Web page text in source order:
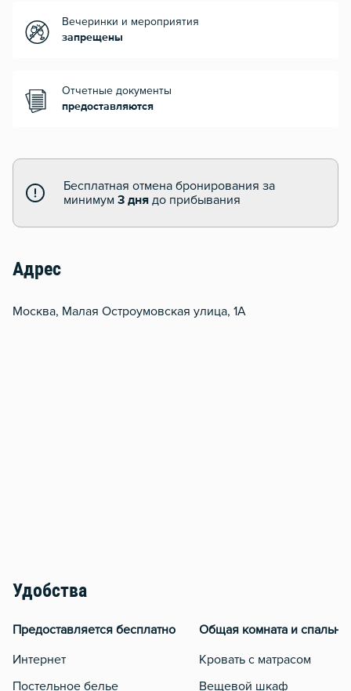
Вечеринки и мероприятия
запрещены
Отчетные документы
предоставляются
Бесплатная отмена бронирования за
минимум 3 дня до прибывания
Адрес
Москва, Малая Остроумовская улица, 1А
Удобства
Предоставляется бесплатно
Интернет
Постельное белье
Общая комната и спальня
Кровать с матрасом
Вещевой шкаф